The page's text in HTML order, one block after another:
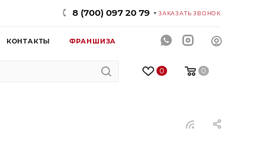
8 (700) 097 20 79 ЗАКАЗАТЬ ЗВОНОК
КОНТАКТЫ ФРАНШИЗА
0 0